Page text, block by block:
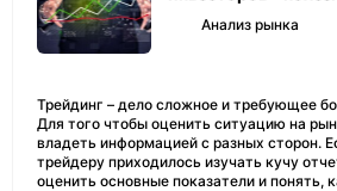
Анализ рынка
Трейдинг – дело сложное и требующее
Для того чтобы оценить ситуацию на
владеть информацией с разных сторон.
трейдеру приходилось изучать кучу
оценить основные показатели и понять,